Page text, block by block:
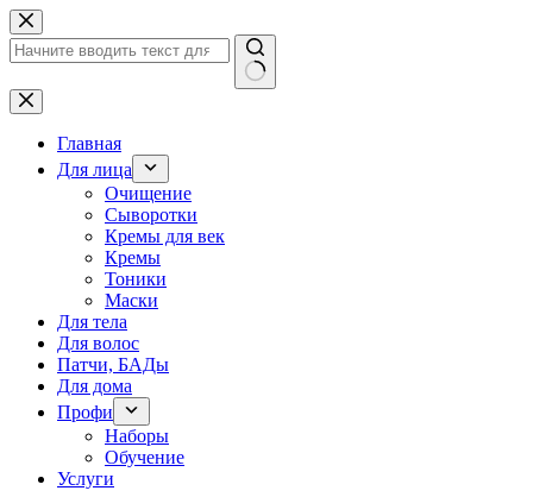
Перейти
к
сути
Ничего
не
найденоГлавная
Для лица
Очищение
Сыворотки
Кремы для век
Кремы
Тоники
Маски
Для тела
Для волос
Патчи, БАДы
Для дома
Профи
Наборы
Обучение
Услуги